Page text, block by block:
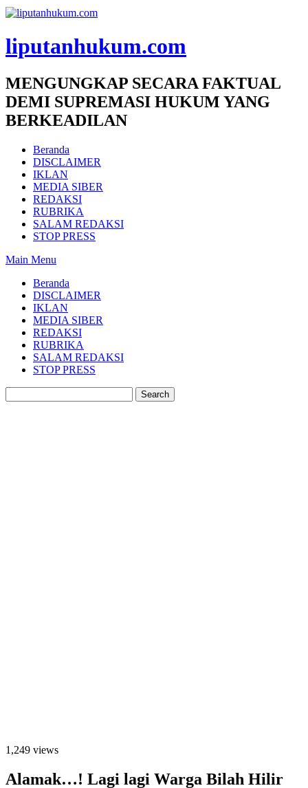
liputanhukum.com
MENGUNGKAP SECARA FAKTUAL
DEMI SUPREMASI HUKUM YANG
BERKEADILAN
Beranda
DISCLAIMER
IKLAN
MEDIA SIBER
REDAKSI
RUBRIKA
SALAM REDAKSI
STOP PRESS
Main Menu
Beranda
DISCLAIMER
IKLAN
MEDIA SIBER
REDAKSI
RUBRIKA
SALAM REDAKSI
STOP PRESS
1,249 views
Alamak…! Lagi lagi Warga Bilah Hilir